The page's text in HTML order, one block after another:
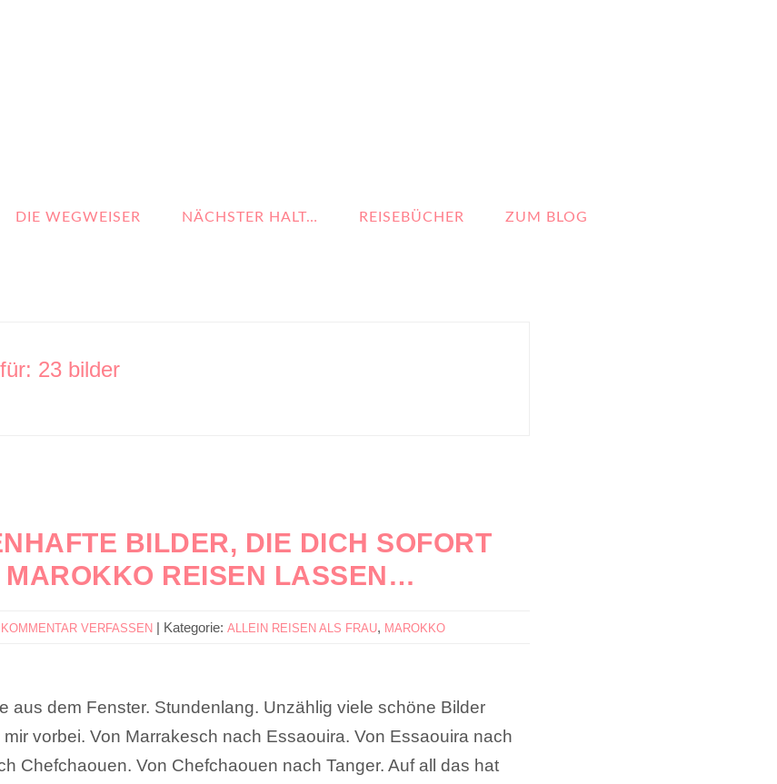
DIE WEGWEISER NÄCHSTER HALT… REISEBÜCHER ZUM BLOG
23 bilder
BILDER, DIE DICH SOFORT
MAROKKO REISEN LASSEN…
KOMMENTAR VERFASSEN | Kategorie: ALLEIN REISEN ALS FRAU, MAROKKO
aus dem Fenster. Stundenlang. Unzählig viele schöne Bilder
vorbei. Von Marrakesch nach Essaouira. Von Essaouira nach
Chefchaouen. Von Chefchaouen nach Tanger. Auf all das hat